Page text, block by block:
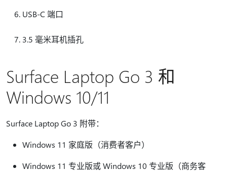
USB-C 端口
3.5 毫米耳机插孔
Surface Laptop Go 3 和
Windows 10/11
Surface Laptop Go 3 附带：
Windows 11 家庭版（消费者客户）
Windows 11 专业版或 Windows 10 专业版（商务客